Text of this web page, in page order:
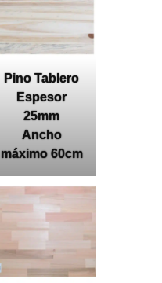
Pino Tablero
Espesor
25mm
Ancho
máximo 60cm